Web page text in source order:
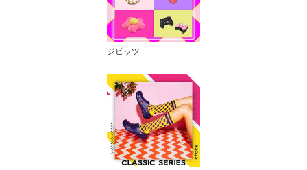
ジビッツ